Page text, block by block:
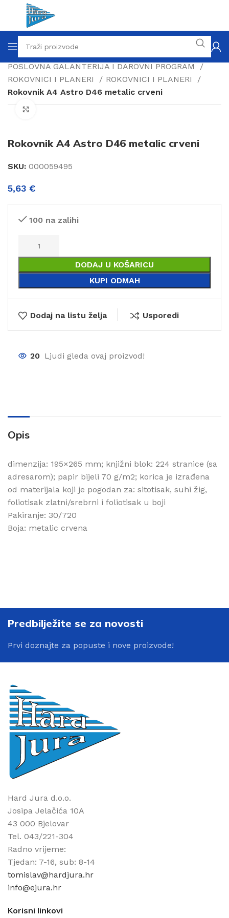
Naslovnica
POSLOVNA GALANTERIJA I DAROVNI PROGRAM
ROKOVNICI I PLANERI
ROKOVNICI I PLANERI
Rokovnik A4 Astro D46 metalic crveni
Rokovnik A4 Astro D46 metalic crveni
SKU: 000059495
5,63 €
100 na zalihi
DODAJ U KOŠARICU
KUPI ODMAH
Dodaj na listu želja Usporedi
20 Ljudi gleda ovaj proizvod!
Opis
dimenzija: 195×265 mm; knjižni blok: 224 stranice (sa
adresarom); papir bijeli 70 g/m2; korica je izrađena
od materijala koji je pogodan za: sitotisak, suhi žig,
foliotisak zlatni/srebrni i foliotisak u boji
Pakiranje: 30/720
Boja: metalic crvena
Predbilježite se za novosti
Prvi doznajte za popuste i nove proizvode!
Hard Jura d.o.o.
Josipa Jelačića 10A
43 000 Bjelovar
Tel. 043/221-304
Radno vrijeme:
Tjedan: 7-16, sub: 8-14
tomislav@hardjura.hr
info@ejura.hr
Korisni linkovi